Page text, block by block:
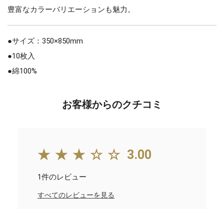
豊富なカラーバリエーションも魅力。
●サイズ：350×850mm
●10枚入
●綿100%
お客様からのクチコミ
★★★☆☆ 3.00
1件のレビュー
すべてのレビューを見る